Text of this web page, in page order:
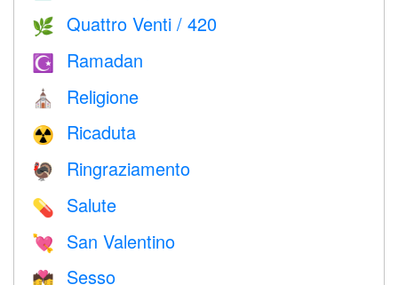
🌿 Quattro Venti / 420
☪️ Ramadan
⛪️ Religione
☢️ Ricaduta
🦃 Ringraziamento
💊 Salute
💘 San Valentino
💏 Sesso